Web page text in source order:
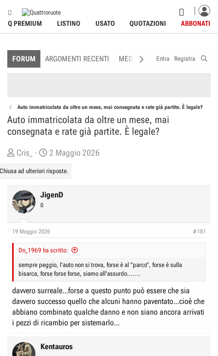
Q PREMIUM LISTINO USATO QUOTAZIONI ABBONATI
FORUM ARGOMENTI RECENTI MEDIA MEMBRI
Entra Registra
Auto immatricolata da oltre un mese, mai consegnata e rate già partite. È legale?
Auto immatricolata da oltre un mese, mai
consegnata e rate già partite. È legale?
C
e
t
o
r
e
D
s
u
s
s
i
n
Cris_
D
t
d
I
n
i
2 Maggio 2026
ad ulteriori risposte.
JigenD
0
19 Maggio 2026 #181
Dn_1969 ha scritto:
sempre peggio, l'auto non si trova, forse è al "parco", forse è sulla
bisarca, forse forse forse, siamo all'assurdo.......
davvero surreale...forse a questo punto può essere che sia
davvero successo quello che alcuni hanno paventato...cioè che
abbiano combinato qualche danno e non siano ancora arrivati
i pezzi di ricambio per sistemarlo...
Kentauros